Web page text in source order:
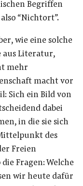
Begriffen
“Nichtort”.
wie eine solche
aus Literatur,
mehr
macht vor
Sich ein Bild von
dabei
in die sie sich
des
Freien
Fragen: Welche
wir heute dafür